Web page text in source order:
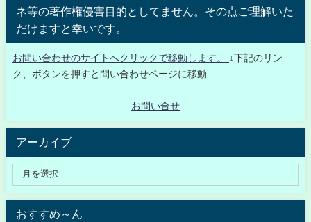
ネ等の著作権侵害目的としてません。その点ご理解いた
だけますと幸いです。
お問い合わせのサイトへクリックで移動します。
↓下記のリン
ク、ボタンを押すと問い合わせページに移動
お問い合せ
アーカイブ
おすすめ～ん